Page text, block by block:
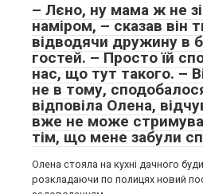
– Лєно, ну мама ж не
наміром, – сказав він
відводячи дружину в
гостей. – Просто їй
нас, що тут такого. –
не в тому,
відповіла Олена,
вже не може
тім, що мене забули
Олена стояла на кухні дачного
розкладаючи по полицях новий